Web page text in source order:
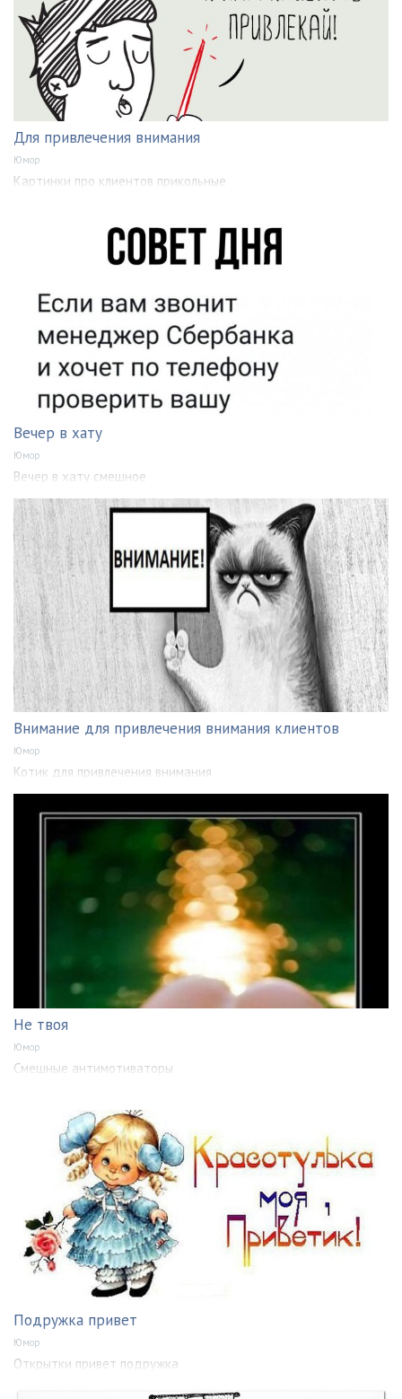
Для привлечения внимания
Юмор
Картинки про клиентов прикольные
Вечер в хату
Юмор
Вечер в хату смешное
Внимание для привлечения внимания клиентов
Юмор
Котик для привлечения внимания
Не твоя
Юмор
Смешные антимотиваторы
Подружка привет
Юмор
Открытки привет подружка